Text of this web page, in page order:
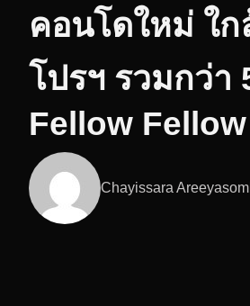
คอนโดใหม่ ใ
โปรฯ รวมกว่า
Fellow Fellow
Chayissara